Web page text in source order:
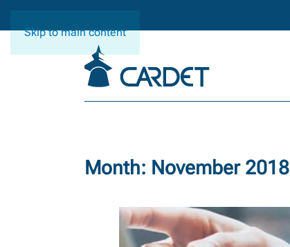
Skip to main content
Month: November 2018